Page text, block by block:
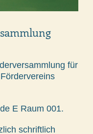
für
E Raum 001.
schriftlich